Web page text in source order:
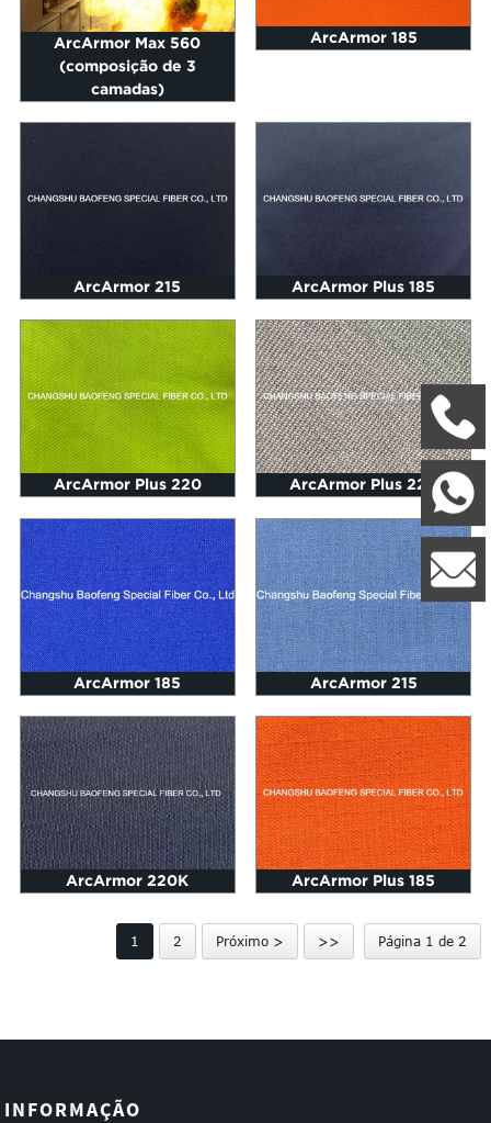
ArcArmor Max 560
(composição de 3
camadas)
ArcArmor 185
ArcArmor 215 ArcArmor Plus 185
ArcArmor Plus 220 ArcArmor Plus 220
ArcArmor 185 ArcArmor 215
ArcArmor 220K ArcArmor Plus 185
1 2 Próximo > >> Página 1 de 2
INFORMAÇÃO